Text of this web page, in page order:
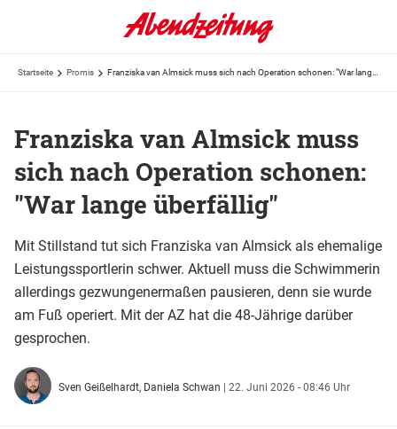
Startseite Promis
Franziska van Almsick muss
sich nach Operation schonen:
"War lange überfällig"
Mit Stillstand tut sich Franziska van Almsick als ehemalige
Leistungssportlerin schwer. Aktuell muss die Schwimmerin
allerdings gezwungenermaßen pausieren, denn sie wurde
am Fuß operiert. Mit der AZ hat die 48-Jährige darüber
gesprochen.
Sven Geißelhardt, Daniela Schwan | 22. Juni 2026 - 08:46 Uhr